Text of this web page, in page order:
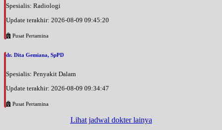
Spesialis: Radiologi
Update terakhir: 2026-08-09 09:45:20
Pusat Pertamina
dr. Dita Gemiana, SpPD
Spesialis: Penyakit Dalam
Update terakhir: 2026-08-09 09:34:47
Pusat Pertamina
Lihat jadwal dokter lainya